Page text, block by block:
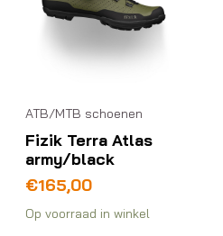
ATB/MTB schoenen
Fizik Terra Atlas
army/black
€165,00
Op voorraad in winkel